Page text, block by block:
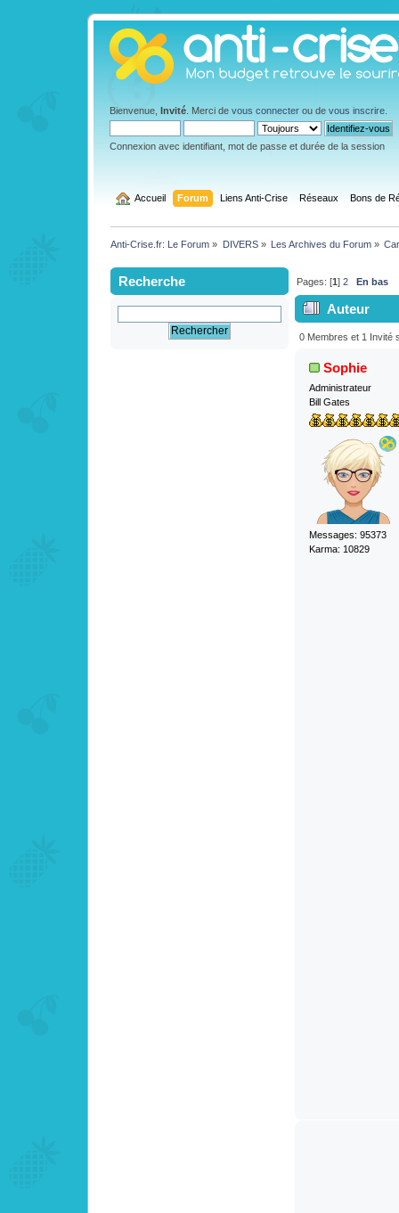
Bienvenue, Invité . Merci de vous connecter ou de vous inscrire
Connexion avec identifiant, mot de passe et durée de la session
Accueil Forum Liens Anti-Crise Réseaux Bons de
Anti-Crise.fr: Le Forum » DIVERS» Les Archives du Forum»
Recherche Pages: [1]2 En bas
Auteur
Produits
0 Membres et 1 Invité
Sophie
Administrateur
Bill Gates
Messages: 95373
Karma: 10829